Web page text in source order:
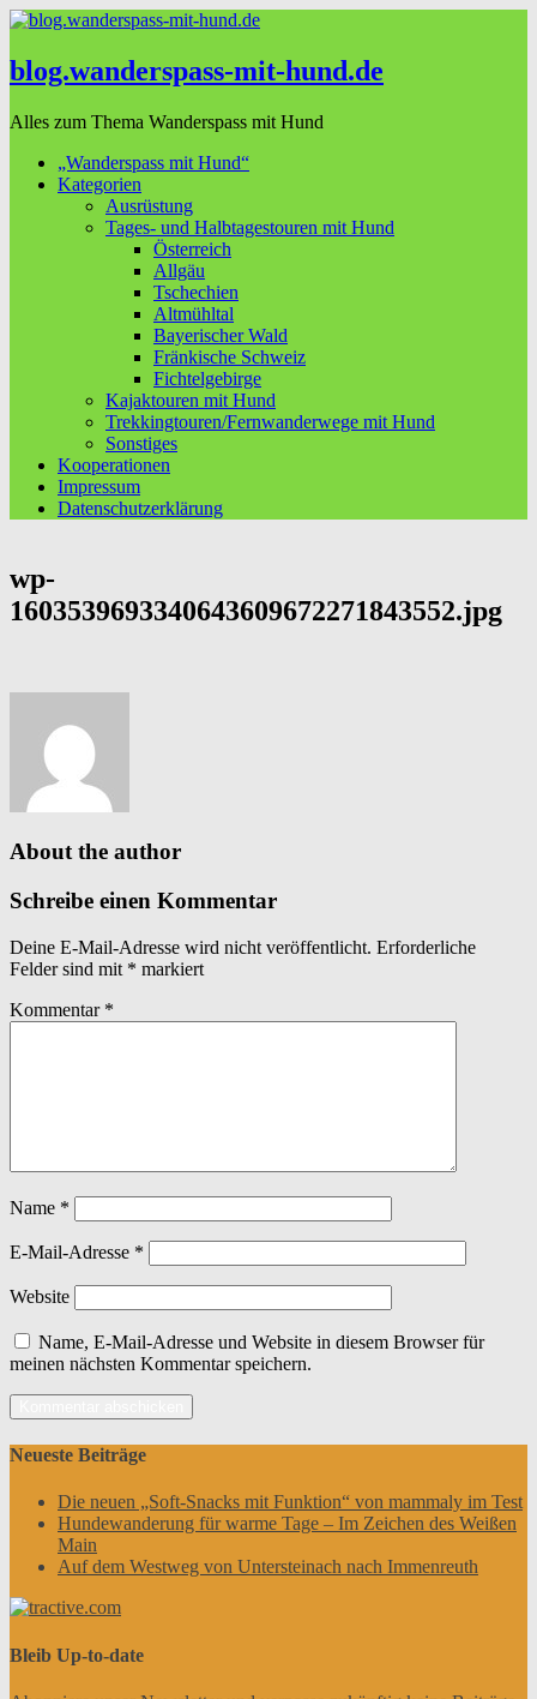
blog.wanderspass-mit-hund.de
Alles zum Thema Wanderspass mit Hund
„Wanderspass mit Hund“
Kategorien
Ausrüstung
Tages- und Halbtagestouren mit Hund
Österreich
Allgäu
Tschechien
Altmühltal
Bayerischer Wald
Fränkische Schweiz
Fichtelgebirge
Kajaktouren mit Hund
Trekkingtouren/Fernwanderwege mit Hund
Sonstiges
Kooperationen
Impressum
Datenschutzerklärung
wp-
1603539693340643609672271843552.jpg
About the author
Schreibe einen Kommentar
Deine E-Mail-Adresse wird nicht veröffentlicht. Erforderliche
Felder sind mit * markiert
Kommentar *
Name *
E-Mail-Adresse *
Website
Name, E-Mail-Adresse und Website in diesem Browser für
meinen nächsten Kommentar speichern.
Neueste Beiträge
Die neuen „Soft-Snacks mit Funktion“ von mammaly im Test
Hundewanderung für warme Tage – Im Zeichen des Weißen
Main
Auf dem Westweg von Untersteinach nach Immenreuth
Bleib Up-to-date